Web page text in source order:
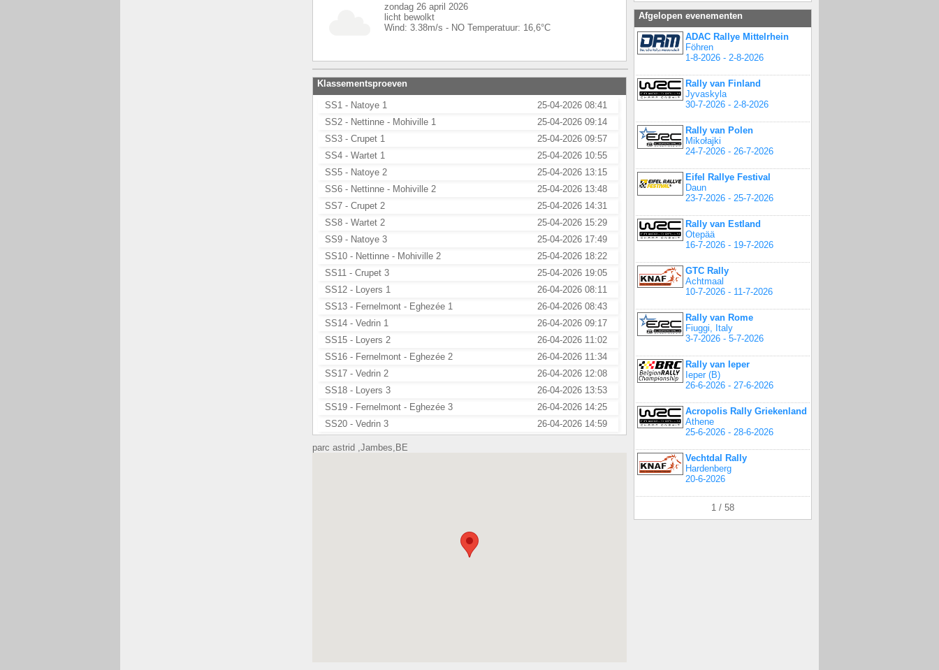
zondag 26 april 2026
licht bewolkt
Wind: 3.38m/s - NO Temperatuur: 16,6°C
Klassementsproeven
SS1 - Natoye 1
25-04-2026 08:41
SS2 - Nettinne - Mohiville 1
25-04-2026 09:14
SS3 - Crupet 1
25-04-2026 09:57
SS4 - Wartet 1
25-04-2026 10:55
SS5 - Natoye 2
25-04-2026 13:15
SS6 - Nettinne - Mohiville 2
25-04-2026 13:48
SS7 - Crupet 2
25-04-2026 14:31
SS8 - Wartet 2
25-04-2026 15:29
SS9 - Natoye 3
25-04-2026 17:49
SS10 - Nettinne - Mohiville 2
25-04-2026 18:22
SS11 - Crupet 3
25-04-2026 19:05
SS12 - Loyers 1
26-04-2026 08:11
SS13 - Fernelmont - Eghezée 1
26-04-2026 08:43
SS14 - Vedrin 1
26-04-2026 09:17
SS15 - Loyers 2
26-04-2026 11:02
SS16 - Fernelmont - Eghezée 2
26-04-2026 11:34
SS17 - Vedrin 2
26-04-2026 12:08
SS18 - Loyers 3
26-04-2026 13:53
SS19 - Fernelmont - Eghezée 3
26-04-2026 14:25
SS20 - Vedrin 3
26-04-2026 14:59
parc astrid ,Jambes,BE
Afgelopen evenementen
ADAC Rallye Mittelrhein
Föhren
1-8-2026 - 2-8-2026
Rally van Finland
Jyvaskyla
30-7-2026 - 2-8-2026
Rally van Polen
Mikołajki
24-7-2026 - 26-7-2026
Eifel Rallye Festival
Daun
23-7-2026 - 25-7-2026
Rally van Estland
Otepää
16-7-2026 - 19-7-2026
GTC Rally
Achtmaal
10-7-2026 - 11-7-2026
Rally van Rome
Fiuggi, Italy
3-7-2026 - 5-7-2026
Rally van Ieper
Ieper (B)
26-6-2026 - 27-6-2026
Acropolis Rally Griekenland
Athene
25-6-2026 - 28-6-2026
Vechtdal Rally
Hardenberg
20-6-2026
1 / 58